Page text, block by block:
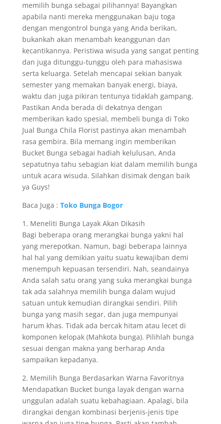
memilih bunga sebagai pilihannya! Bayangkan
apabila nanti mereka menggunakan baju toga
dengan mengontrol bunga yang Anda berikan,
bukankah akan menambah keanggunan dan
kecantikannya. Peristiwa wisuda yang sangat penting
dan juga ditunggu-tunggu oleh para mahasiswa
serta keluarga. Setelah mencapai sekian banyak
semester yang memakan banyak energi, biaya,
waktu dan juga pikiran tentunya tidaklah gampang.
Pastikan Anda berada di dekatnya dengan
memberikan kado spesial, membeli bunga di Toko
Jual Bunga Chila Florist pastinya akan menambah
rasa gembira. Bila memang ingin memberikan
Bucket Bunga sebagai hadiah kelulusan, Anda
sepatutnya tahu sebagian kiat dalam memilih bunga
untuk acara wisuda. Silahkan disimak dengan baik
ya Guys!
Baca Juga : Toko Bunga Bogor
1. Meneliti Bunga Layak Akan Dikasih
Bagi beberapa orang merangkai bunga yakni hal
yang merepotkan. Namun, bagi beberapa lainnya
hal hal yang demikian yaitu suatu kewajiban demi
menempuh kepuasan tersendiri. Nah, seandainya
Anda salah satu orang yang suka merangkai bunga
tak ada salahnya memilih bunga dalam wujud
satuan untuk kemudian dirangkai sendiri. Pilih
bunga yang masih segar, dan juga mempunyai
harum khas. Tidak ada bercak hitam atau lecet di
komponen kelopak (Mahkota bunga). Pilihlah bunga
sesuai dengan makna yang berharap Anda
sampaikan kepadanya.
2. Memilih Bunga Berdasarkan Warna Favoritnya
Mendapatkan Bucket bunga layak dengan warna
unggulan adalah suatu kebahagiaan. Apalagi, bila
dirangkai dengan kombinasi berjenis-jenis tipe